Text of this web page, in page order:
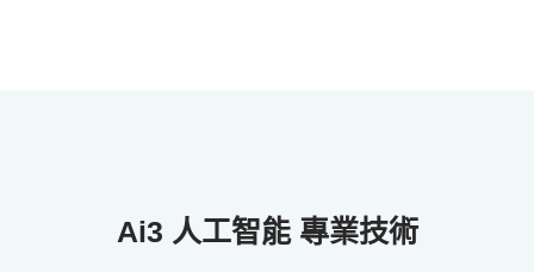
Ai3 人工智能 專業技術